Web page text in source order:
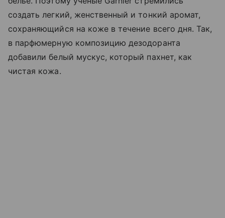
создать легкий, женственный и тонкий аромат,
сохраняющийся на коже в течение всего дня. Так,
в парфюмерную композицию дезодоранта
добавили белый мускус, который пахнет, как
чистая кожа.